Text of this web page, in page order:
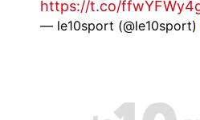
https://t.co/
— le10sport (@le10sport)